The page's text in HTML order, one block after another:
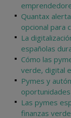
Quantax
opcional para
La
españolas
Cómo las
verde, digital
Pymes y
Las pymes
finanzas